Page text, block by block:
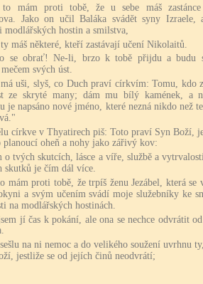
to mám proti tobě, že u sebe máš
Jako on učil Baláka svádět syny Izraele,
modlářských hostin a smilstva,
máš některé, kteří zastávají učení Nikolaitů.
se obrať! Ne-li, brzo k tobě přijdu a budu
svých úst.
uši, slyš, co Duch praví církvím: Tomu, kdo
ze skryté many; dám mu bílý kamének, a
je napsáno nové jméno, které nezná nikdo než
církve v Thyatirech piš: Toto praví Syn Boží,
planoucí oheň a nohy jako zářivý kov:
o tvých skutcích, lásce a víře, službě a
skutků je čím dál více.
mám proti tobě, že trpíš ženu Jezábel, která se
a svým učením svádí moje služebníky ke
na modlářských hostinách.
jí čas k pokání, ale ona se nechce odvrátit
na ni nemoc a do velikého soužení uvrhnu
jestliže se od jejích činů neodvrátí;